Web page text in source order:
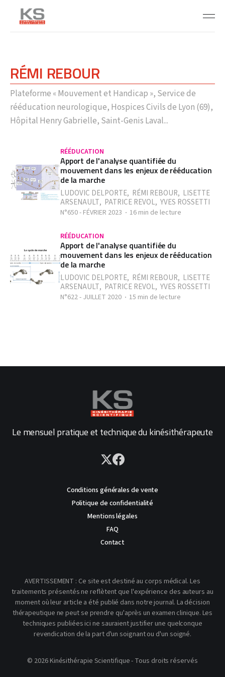
RÉMI REBOUR
Plateforme « Mouvement et Handicap », Service de
rééducation neurologique, Hospices Civils de Lyon (69),
Hôpital Henry Gabrielle, Saint-Genis Laval...
RÉÉDUCATION
Apport de l'analyse quantifiée du
mouvement dans les enjeux de rééducation
de la marche
LUDOVIC DELPORTE, RÉMI REBOUR, LISETTE
ARSENAULT, PATRICE REVOL, YVES ROSSETTI
N°650 - FÉVRIER 2023 16 min de lecture
RÉÉDUCATION
Apport de l'analyse quantifiée du
mouvement dans les enjeux de rééducation
de la marche
LUDOVIC DELPORTE, RÉMI REBOUR, LISETTE
ARSENAULT, PATRICE REVOL, YVES ROSSETTI
N°622 - JUILLET 2020 15 min de lecture
Le mensuel pratique et technique du kinésithérapeute
Conditions générales de vente
Politique de confidentialité
Mentions légales
FAQ
Contact
AVERTISSEMENT : Ce site est destiné au corps médical. Les
traitements présentés ne reflètent que l'expérience des auteurs au
moment où leur article a été publié dans notre journal. La décision
thérapeutique ne peut se prendre qu'après un examen clinique. Les
techniques publiées ici ne sauraient justifier une quelconque
revendication de la part d'un soignant ou d'un soigné.
© 2026 Kinésithérapie Scientifique - Tous droits réservés